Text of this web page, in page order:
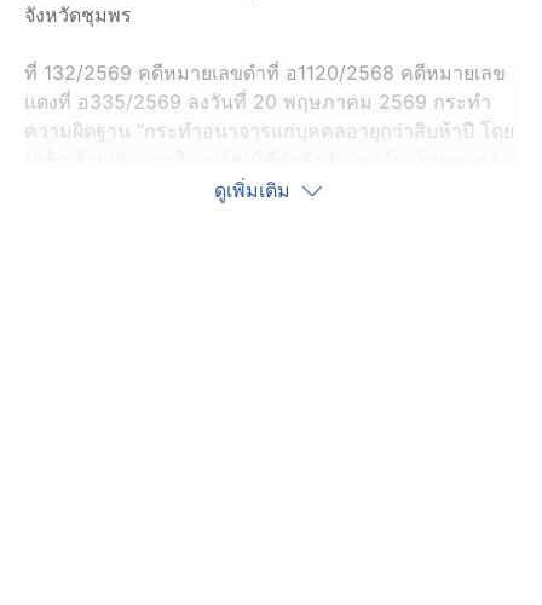
จังหวัดชุมพร
ที่ 132/2569 คดีหมายเลขดำที่ อ1120/2568 คดีหมายเลข
แดงที่ อ335/2569 ลงวันที่ 20 พฤษภาคม 2569 กระทำ
ความผิดฐาน “กระทำอนาจารแก่บุคคลอายุกว่าสิบห้าปี โดย
นั้นอยู่ในภาวะที่ไม่สามารถขัดขืนได้ พาผู้อื่นไปเพื่ออนาจาร
ดูเพิ่มเติม